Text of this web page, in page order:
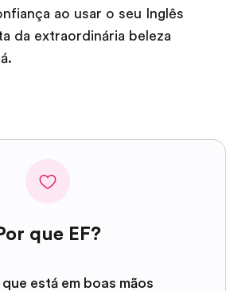
ao usar o seu Inglês
da extraordinária beleza
que EF?
está em boas mãos